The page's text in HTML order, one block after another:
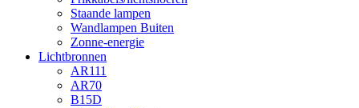
Staande lampen
Wandlampen Buiten
Zonne-energie
Lichtbronnen
AR111
AR70
B15D